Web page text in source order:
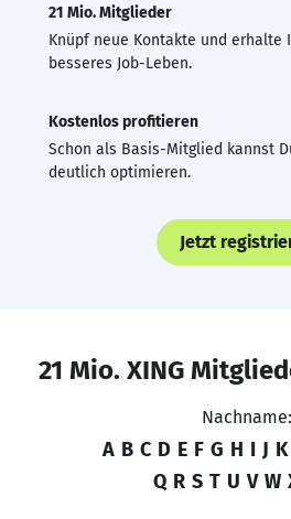
21 Mio. Mitglieder
Knüpf neue Kontakte und erhalte
besseres Job-Leben.
Kostenlos profitieren
Schon als Basis-Mitglied kannst
deutlich optimieren.
Jetzt
21 Mio. XING
Nachname:
A B C D E F G H I J K
Q R S T U V W